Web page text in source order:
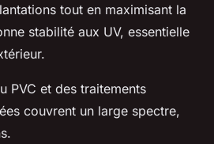
tout en maximisant la
stabilité aux UV, essentielle
PVC et des traitements
couvrent un large spectre,